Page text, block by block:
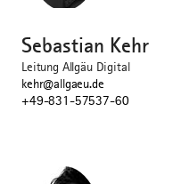
Sebastian Kehr
Leitung Allgäu Digital
kehr@allgaeu.de
+49-831-57537-60